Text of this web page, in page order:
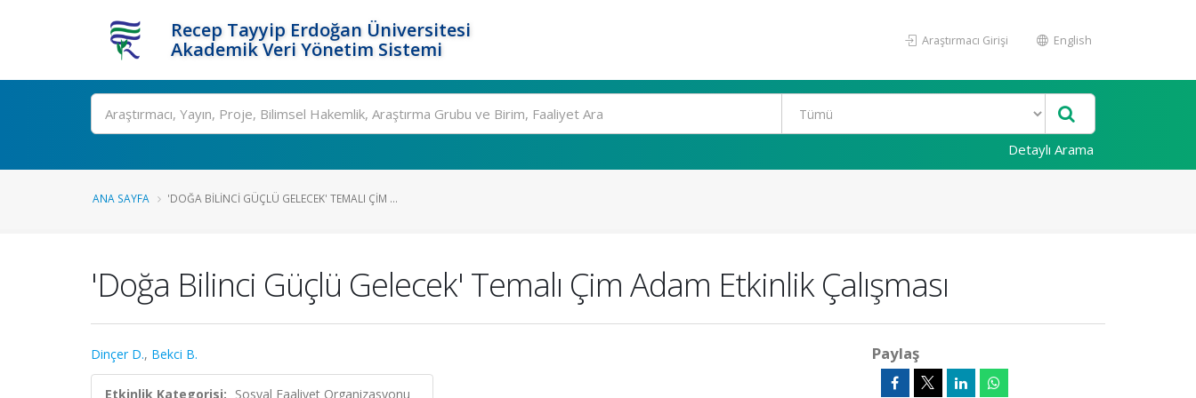
Recep Tayyip Erdoğan Üniversitesi
Akademik Veri Yönetim Sistemi
Araştırmacı Girişi English
Ara
Detaylı Arama
ANA SAYFA 'DOĞA BILINCI GÜÇLÜ GELECEK' TEMALI ÇIM ...
'Doğa Bilinci Güçlü Gelecek' Temalı Çim Adam Etkinlik Çalışması
Dinçer D., Bekci B.
Etkinlik Kategorisi: Sosyal Faaliyet Organizasyonu
Paylaş